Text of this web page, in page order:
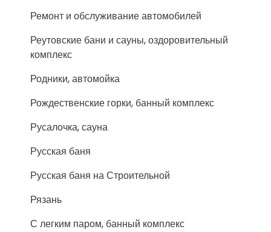
Ремонт и обслуживание автомобилей
Реутовские бани и сауны, оздоровительный
комплекс
Родники, автомойка
Рождественские горки, банный комплекс
Русалочка, сауна
Русская баня
Русская баня на Строительной
Рязань
С легким паром, банный комплекс